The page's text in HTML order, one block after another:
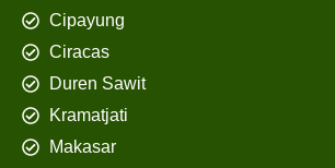
Cipayung
Ciracas
Duren Sawit
Kramatjati
Makasar